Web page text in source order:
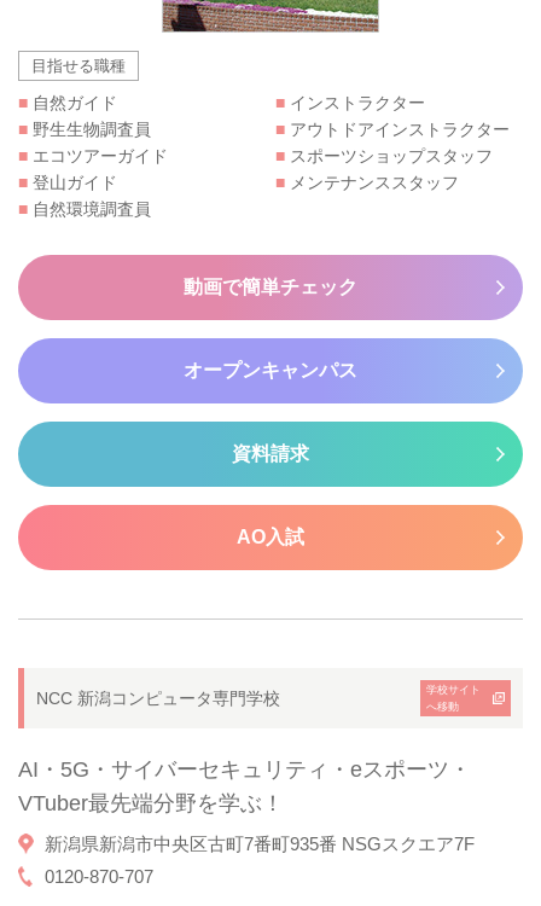
目指せる職種
■ 自然ガイド
■ 野生生物調査員
■ エコツアーガイド
■ 登山ガイド
■ 自然環境調査員
■ インストラクター
■ アウトドアインストラクター
■ スポーツショップスタッフ
■ メンテナンススタッフ
動画で簡単チェック
オープンキャンパス
資料請求
AO入試
NCC 新潟コンピュータ専門学校
学校サイト
へ移動
AI・5G・サイバーセキュリティ・eスポーツ・
VTuber最先端分野を学ぶ！
新潟県新潟市中央区古町7番町935番 NSGスクエア7F
0120-870-707